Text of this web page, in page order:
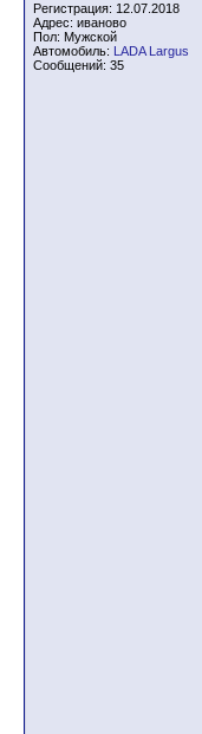
Регистрация: 12.07.2018
Адрес: иваново
Пол: Мужской
Автомобиль: LADA Largus
Сообщений: 35